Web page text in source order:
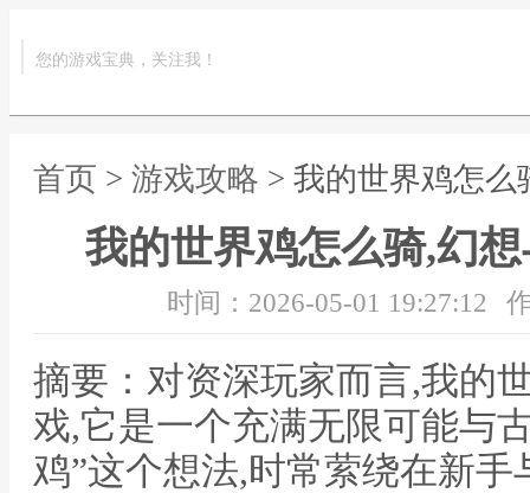
您的游戏宝典，关注我！
首页 > 游戏攻略 > 我的世界鸡怎
我的世界鸡怎么骑,幻
时间：2026-05-01 19:27:12
摘要：对资深玩家而言,我的
戏,它是一个充满无限可能与
鸡”这个想法,时常萦绕在新